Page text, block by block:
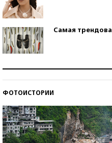
Самая
ФОТОИСТОРИИ